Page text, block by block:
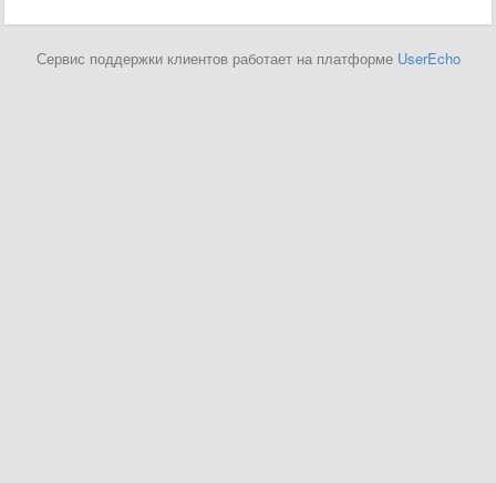
Сервис поддержки клиентов работает на платформе UserEcho